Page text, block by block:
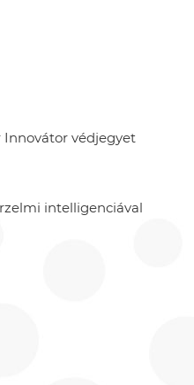
Innovátor védjegyet
intelligenciával